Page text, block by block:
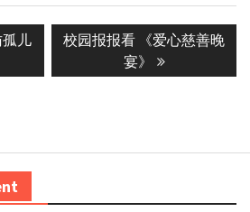
儿
Next
校园报报看 《爱心慈善晚
宴》